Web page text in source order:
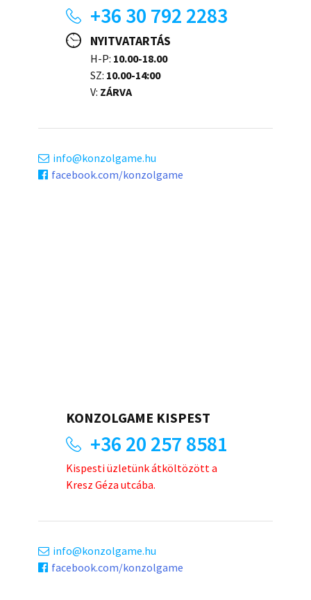
+36 30 792 2283
NYITVATARTÁS
H-P: 10.00-18.00
SZ: 10.00-14:00
V: ZÁRVA
info
konzolgame.hu
facebook.com/konzolgame
KONZOLGAME KISPEST
+36 20 257 8581
Kispesti üzletünk átköltözött a
Kresz Géza utcába.
info
konzolgame.hu
facebook.com/konzolgame